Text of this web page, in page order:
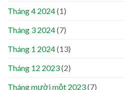
Tháng 4 2024(1)
Tháng 3 2024(7)
Tháng 1 2024(13)
Tháng 12 2023(2)
Tháng mười một 2023(7)